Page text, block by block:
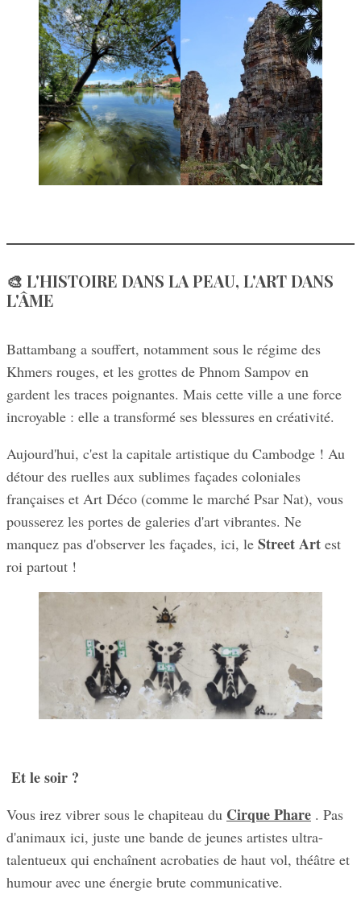
🎨 L'HISTOIRE DANS LA PEAU, L'ART DANS
L'ÂME
Battambang a souffert, notamment sous le régime des
Khmers rouges, et les grottes de Phnom Sampov en
gardent les traces poignantes. Mais cette ville a une force
incroyable : elle a transformé ses blessures en créativité.
Aujourd'hui, c'est la capitale artistique du Cambodge ! Au
détour des ruelles aux sublimes façades coloniales
françaises et Art Déco (comme le marché Psar Nat), vous
pousserez les portes de galeries d'art vibrantes. Ne
manquez pas d'observer les façades, ici, le Street Art est
roi partout !
Et le soir ?
Vous irez vibrer sous le chapiteau du Cirque Phare . Pas
d'animaux ici, juste une bande de jeunes artistes ultra-
talentueux qui enchaînent acrobaties de haut vol, théâtre et
humour avec une énergie brute communicative.